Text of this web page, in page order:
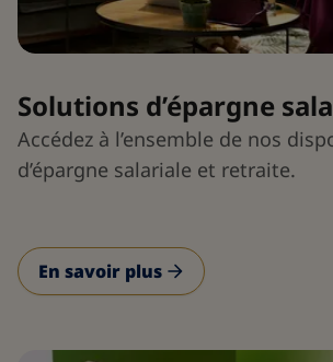
Solutions d’épargne
Accédez à l’ensemble de nos
d’épargne salariale et retraite.
En savoir plus